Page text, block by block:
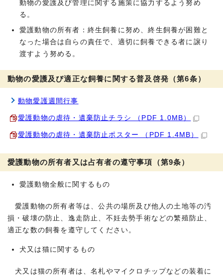
動物の愛護及び管理に関する施策に協力するよう努め
る。
愛護動物の所有者：終生飼養に努め、終生飼養が困難と
なった場合は自らの責任で、適切に飼養できる者に譲り
渡すよう努める。
動物の愛護及び適正な飼養に関する普及啓発（第6条）
動物愛護週間行事
愛護動物の虐待・遺棄防止チラシ （PDF 1.0MB）
愛護動物の虐待・遺棄防止ポスター （PDF 1.4MB）
愛護動物の所有者又は占有者の遵守事項（第9条）
愛護動物全般に関するもの
愛護動物の所有者等は、公共の場所及び他人の土地等の汚
損・破壊の防止、逸走防止、不妊去勢手術などの繁殖防止、
適正な数の飼養を遵守してください。
犬又は猫に関するもの
犬又は猫の所有者は、名札やマイクロチップなどの装着に